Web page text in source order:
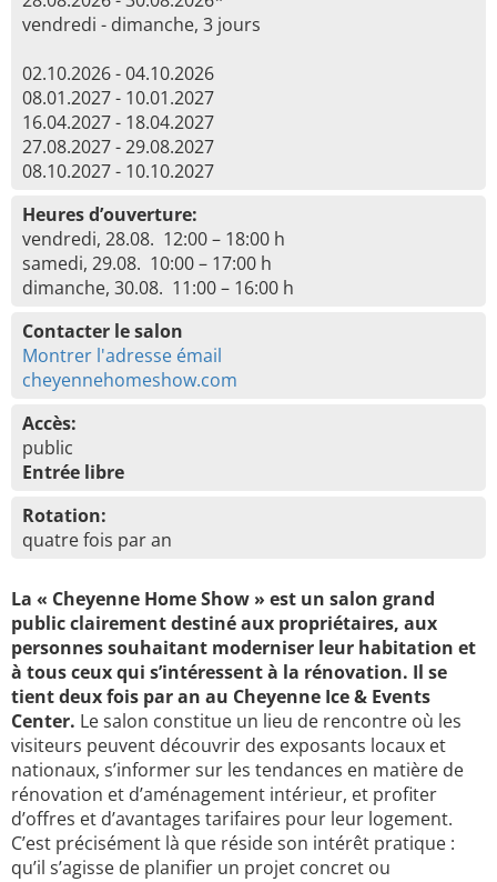
vendredi - dimanche, 3 jours
02.10.2026 - 04.10.2026
08.01.2027 - 10.01.2027
16.04.2027 - 18.04.2027
27.08.2027 - 29.08.2027
08.10.2027 - 10.10.2027
Heures d’ouverture:
vendredi, 28.08. 12:00 – 18:00 h
samedi, 29.08. 10:00 – 17:00 h
dimanche, 30.08. 11:00 – 16:00 h
Contacter le salon
Montrer l'adresse émail
cheyennehomeshow.com
Accès:
public
Entrée libre
Rotation:
quatre fois par an
La « Cheyenne Home Show » est un salon grand
public clairement destiné aux propriétaires, aux
personnes souhaitant moderniser leur habitation et
à tous ceux qui s’intéressent à la rénovation. Il se
tient deux fois par an au Cheyenne Ice & Events
Center. Le salon constitue un lieu de rencontre où les
visiteurs peuvent découvrir des exposants locaux et
nationaux, s’informer sur les tendances en matière de
rénovation et d’aménagement intérieur, et profiter
d’offres et d’avantages tarifaires pour leur logement.
C’est précisément là que réside son intérêt pratique :
qu’il s’agisse de planifier un projet concret ou